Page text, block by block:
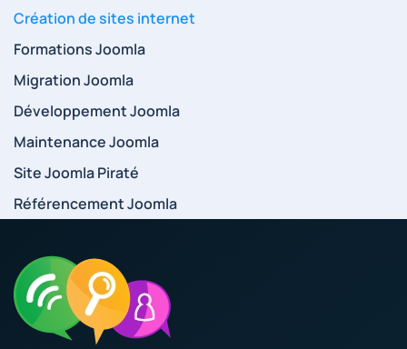
Création de sites internet
Formations Joomla
Migration Joomla
Développement Joomla
Maintenance Joomla
Site Joomla Piraté
Référencement Joomla